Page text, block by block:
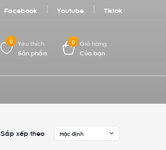
Facebook Youtube Tiktok
0
Yêu thích
Sản phẩm
0
Giỏ hàng
Của bạn
Sắp xếp theo Mặc định